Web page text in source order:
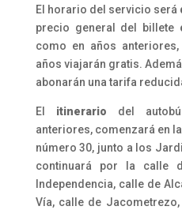
El horario del servicio será
precio general del billete
como en años
años viajarán gratis.
abonarán una tarifa
El itinerario del
anteriores, comenzará en
número 30, junto a los
continuará por la calle
Independencia, calle de
Vía, calle de